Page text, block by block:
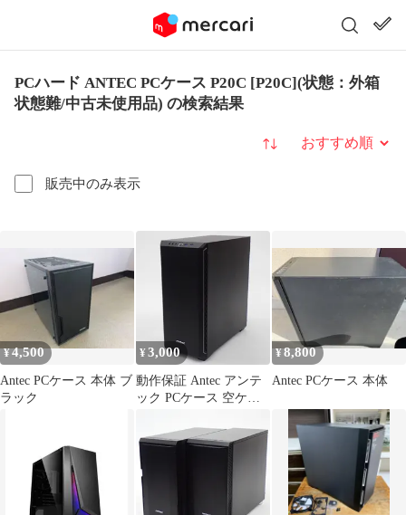
PCハード ANTEC PCケース P20C [P20C](状態：外箱
状態難/中古未使用品) の検索結果
販売中のみ表示
並び替え
¥4,500
Antec PCケース 本体 ブ
ラック
¥3,000
動作保証 Antec アンテ
ック PCケース 空ケー
¥8,800
Antec PCケース 本体